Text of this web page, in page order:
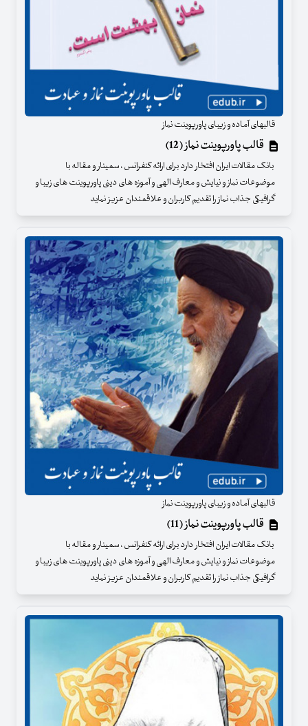
قالبهای آماده و زیبای پاورپوینت نماز
قالب پاورپوینت نماز (12)
بانک مقالات ایران افتخار دارد برای ارائه کنفرانس ، سمینار و مقاله با
موضوعات نماز و نیایش و معارف الهی و آموزه های دینی پاورپوینت های زیبا و
گرافیکی جذاب نماز را تقدیم کاربران و علاقمندان عزیز نماید
قالبهای آماده و زیبای پاورپوینت نماز
قالب پاورپوینت نماز (11)
بانک مقالات ایران افتخار دارد برای ارائه کنفرانس ، سمینار و مقاله با
موضوعات نماز و نیایش و معارف الهی و آموزه های دینی پاورپوینت های زیبا و
گرافیکی جذاب نماز را تقدیم کاربران و علاقمندان عزیز نماید